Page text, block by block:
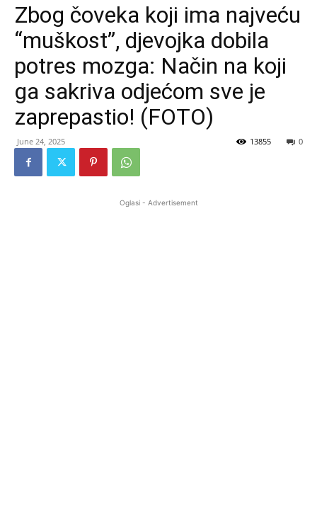
Zbog čoveka koji ima najveću
“muškost”, djevojka dobila
potres mozga: Način na koji
ga sakriva odjećom sve je
zaprepastio! (FOTO)
June 24, 2025 0
13855
Oglasi - Advertisement